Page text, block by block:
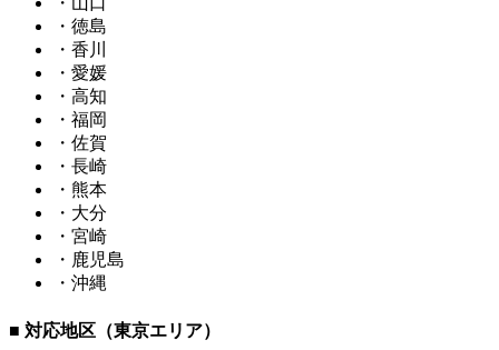
・徳島
・香川
・愛媛
・高知
・福岡
・佐賀
・長崎
・熊本
・大分
・宮崎
・鹿児島
・沖縄
■ 対応地区（東京エリア）